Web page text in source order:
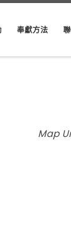
奉獻方法
Map